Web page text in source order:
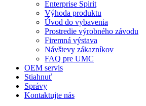
Enterprise Spirit
Výhoda produktu
Úvod do vybavenia
Prostredie výrobného závodu
Firemná výstava
Návštevy zákazníkov
FAQ pre UMC
OEM servis
Stiahnuť
Správy
Kontaktujte nás